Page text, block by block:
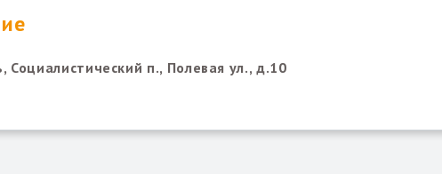
Социалистический п., Полевая ул., д.10